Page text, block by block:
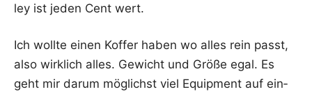
ley ist jeden Cent wert.
Ich woll­te einen Kof­fer haben wo alles rein passt,
also wirk­lich alles. Gewicht und Grö­ße egal. Es
geht mir dar­um mög­lichst viel Equip­ment auf ein­